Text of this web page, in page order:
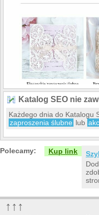
Katalog SEO nie
Każdego dnia do Katalogu
zaproszenia ślubne lub
Polecamy: Kup link
↑↑↑